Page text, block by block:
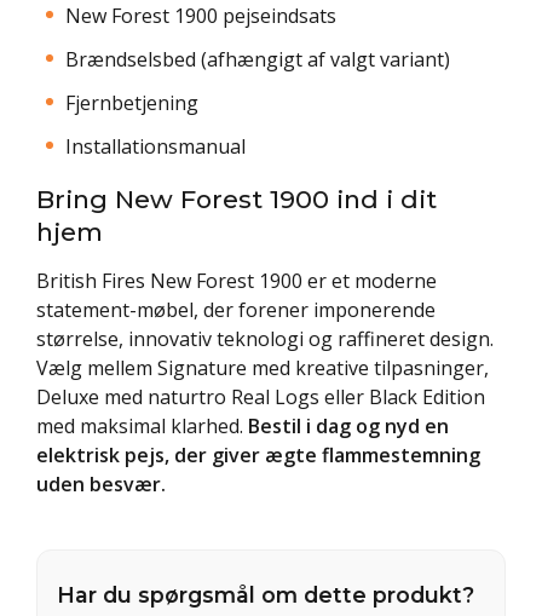
New Forest 1900 pejseindsats
Brændselsbed (afhængigt af valgt variant)
Fjernbetjening
Installationsmanual
Bring New Forest 1900 ind i dit
hjem
British Fires New Forest 1900 er et moderne
statement-møbel, der forener imponerende
størrelse, innovativ teknologi og raffineret design.
Vælg mellem Signature med kreative tilpasninger,
Deluxe med naturtro Real Logs eller Black Edition
med maksimal klarhed. Bestil i dag og nyd en
elektrisk pejs, der giver ægte flammestemning
uden besvær.
Har du spørgsmål om dette produkt?